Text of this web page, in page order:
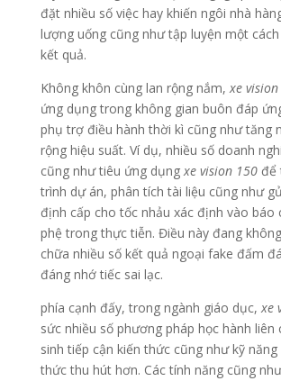
đặt nhiều số việc hay khiến ngôi nhà
lượng uống cũng như tập luyện một
kết quả.
Không khôn cùng lan rộng nắm,xe
ứng dụng trong không gian buôn đáp
phụ trợ điều hành thời kì cũng như tăng
rộng hiệu suất. Ví dụ, nhiều số doanh
cũng như tiêu ứng dụngxe vision 150để
trình dự án, phân tích tài liệu cũng như
định cấp cho tốc nhảu xác định vào báo
phệ trong thực tiễn. Điều này đang
chữa nhiều số kết quả ngoại fake đấm
đáng nhớ tiếc sai lạc.
phía cạnh đấy, trong ngành giáo dục,xe
sức nhiều số phương pháp học hành liên
sinh tiếp cận kiến thức cũng như kỹ
thức thu hút hơn. Các tính năng cũng